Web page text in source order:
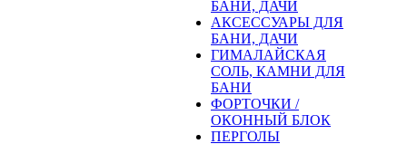
БАНИ, ДАЧИ
АКСЕССУАРЫ ДЛЯ
БАНИ, ДАЧИ
ГИМАЛАЙСКАЯ
СОЛЬ, КАМНИ ДЛЯ
БАНИ
ФОРТОЧКИ /
ОКОННЫЙ БЛОК
ПЕРГОЛЫ